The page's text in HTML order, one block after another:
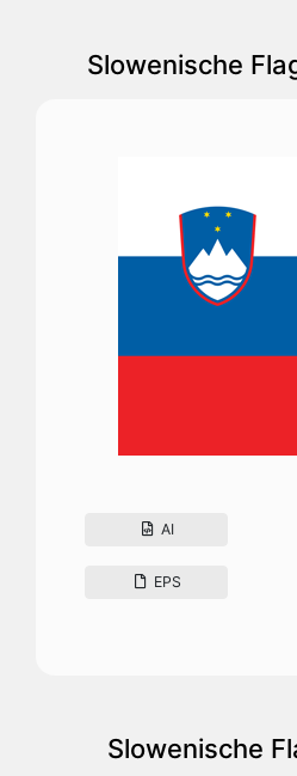
Slowenische
AI
EPS
Slowenische